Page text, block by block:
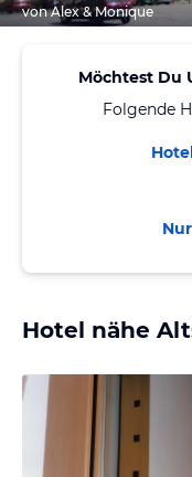
von Alex & Monique
Möchtest Du
Folgende
Hotel nähe